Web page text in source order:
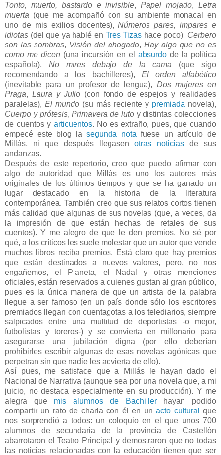
Tonto, muerto, bastardo e invisible,Papel mojado,Letra
muerta (que me acompañó con su ambiente monacal en
uno de mis exilios docentes),Números pares, impares e
idiotas (del que ya hablé en Tres Tizas hace poco), Cerbero
son las sombras, Visión del ahogado, Hay algo que no es
como me dicen (una incursión en el absurdo de la política
española), No mires debajo de la cama (que sigo
recomendando a los bachilleres), El orden alfabético
(inevitable para un profesor de lengua), Dos mujeres en
Praga, Laura y Julio (con fondo de espejos y realidades
paralelas), El mundo (su más reciente y premiada novela),
Cuerpo y prótesis,Primavera de lutoy distintas colecciones
de cuentos y articuentos. No es extraño, pues, que cuando
empecé este blog lasegunda nota fuese un artículo de
Millás, ni que después llegasenotras noticias de sus
andanzas.
Después de este repertorio, creo que puedo afirmar con
algo de autoridad que Millás es uno los autores más
originales de los últimos tiempos y que se ha ganado un
lugar destacado en la historia de la literatura
contemporánea. También creo que sus relatos cortos tienen
más calidad que algunas de sus novelas (que, a veces, da
la impresión de que están hechas de retales de sus
cuentos). Y me alegro de que le den premios. No sé por
qué, a los críticos les suele molestar que un autor que vende
muchos libros reciba premios. Está claro que hay premios
que están destinados a nuevos valores, pero, no nos
engañemos, el Planeta, el Nadal y otras menciones
oficiales, están reservados a quienes gustan al gran público,
pues es la única manera de que un artista de la palabra
llegue a ser famoso (en un país donde sólo los escritores
premiados llegan con cuentagotas a los telediarios, siempre
salpicados entre una multitud de deportistas -o mejor,
futbolistas y toreros-) y se convierta en millonario para
asegurarse una jubilación digna (por ello deberían
prohibirles escribir algunas de esas novelas agónicas que
perpetran sin que nadie les advierta de ello).
Así pues, me satisface que a Millás le hayan dado el
Nacional de Narrativa (aunque sea por una novela que, a mi
juicio, no destaca especialmente en su producción). Y me
alegra que mis alumnos de Bachillerhayan podido
compartir un rato de charla con él en unacto culturalque
nos sorprendió a todos: un coloquio en el que unos 700
alumnos de secundaria de la provincia de Castellón
abarrotaron el Teatro Principal y demostraron que no todas
las noticias relacionadas con la educación tienen que ser